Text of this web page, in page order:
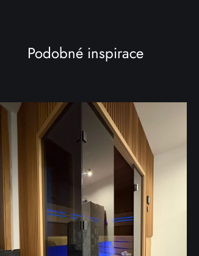
Podobné inspirace